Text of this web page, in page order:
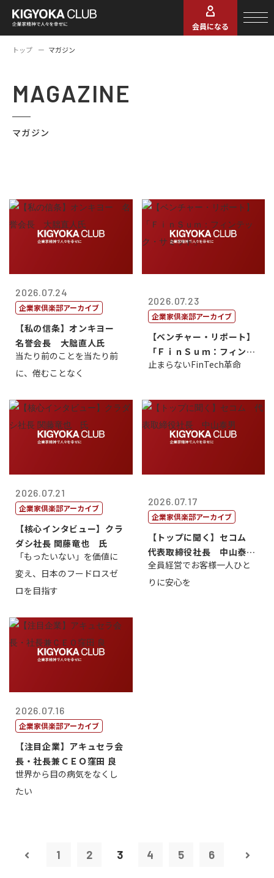
会員になる
トップ マガジン
MAGAZINE
マガジン
2026.07.24
企業家倶楽部アーカイブ
【私の信条】オンキヨー
名誉会長 大朏直人氏
当たり前のことを当たり前
に、倦むことなく
2026.07.23
企業家倶楽部アーカイブ
【ベンチャー・リポート】
「ＦｉｎＳｕｍ：フィンテ
ック・サミッ...
止まらないFinTech革命
2026.07.21
企業家倶楽部アーカイブ
【核心インタビュー】クラ
ダシ社長 関藤竜也 氏
「もったいない」を価値に
変え、日本のフードロスゼ
ロを目指す
2026.07.17
企業家倶楽部アーカイブ
【トップに聞く】セコム
代表取締役社長 中山泰
男
全員経営でお客様一人ひと
りに安心を
2026.07.16
企業家倶楽部アーカイブ
【注目企業】アキュセラ会
長・社長兼ＣＥＯ窪田 良
世界から目の病気をなくし
たい
1 2 3 4 5 6